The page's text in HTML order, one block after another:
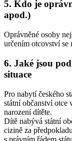
5. Kdo je
apod.)
Oprávněné osoby
určením otcovství se
6. Jaké jsou
situace
Pro nabytí českého
státní občanství
narození dítěte.
Dítě nabývá státní
cizině za
s právním řádem